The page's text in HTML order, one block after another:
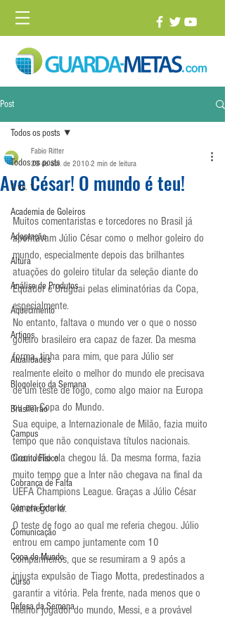
Post
Todos os posts
1 vs. 1
Academia de Goleiros
Adaptação
Altura
Análise de Produtos
Aquecimento
Artigos
Atualidades
Blogoleiro da Semana
Brasileirão
Campus
Circuito Físico
Cobrança de Falta
Compra Exterior
Comunicação
Copa do Mundo
Curso
Defesa da Semana
Todos os posts
Ave César! O mundo é teu!
Fabio Ritter
29 de abr. de 2010 2 min de leitura
Muitos comentaristas e torcedores no Brasil já
apontavam Júlio César como o melhor goleiro do
mundo, especialmente depois das brilhantes
atuações do goleiro titular da seleção diante do
Equador e Uruguai pelas eliminatórias da Copa,
especialmente.
No entanto, faltava o mundo ver o que o nosso
goleiro brasileiro era capaz de fazer. Da mesma
forma, tinha para mim, que para Júlio ser
realmente eleito o melhor do mundo ele precisava
de um teste de fogo, como algo maior na Europa
ou em Copa do Mundo.
Sua equipe, a Internazionale de Milão, fazia muito
tempo que não conquistava títulos nacionais.
Com Júlio ela chegou lá. Da mesma forma, fazia
muito tempo que a Inter não chegava na final da
UEFA Champions League. Graças a Júlio César
ela chegou lá.
O teste de fogo ao qual me referia chegou. Júlio
entrou em campo juntamente com 10
companheiros, que se resumiram a 9 após a
injusta expulsão de Tiago Motta, predestinados a
garantir a vitória. Pela frente, nada menos que o
melhor jogador do mundo, Messi, e a provável